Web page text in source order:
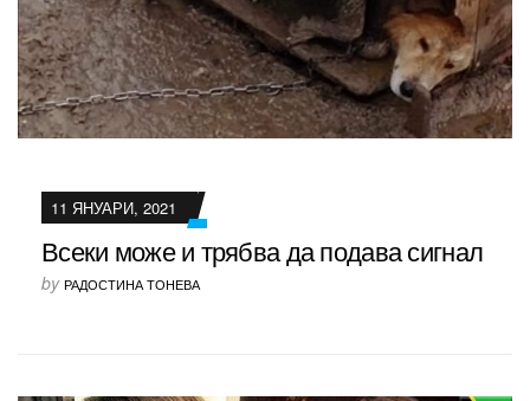
11 ЯНУАРИ, 2021
Всеки може и трябва да подава сигнал
by РАДОСТИНА ТОНЕВА